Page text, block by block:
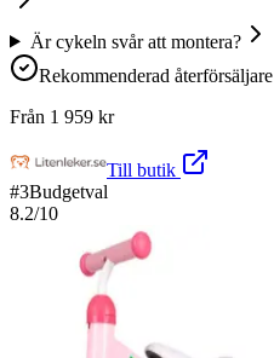
Är cykeln svår att montera?
Rekommenderad återförsäljare
Från 1 959 kr
Till butik
#3Budgetval
8.2/10